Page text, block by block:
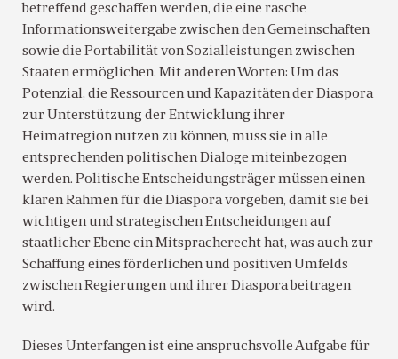
betreffend geschaffen werden, die eine rasche
Informationsweitergabe zwischen den Gemeinschaften
sowie die Portabilität von Sozialleistungen zwischen
Staaten ermöglichen. Mit anderen Worten: Um das
Potenzial, die Ressourcen und Kapazitäten der Diaspora
zur Unterstützung der Entwicklung ihrer
Heimatregion nutzen zu können, muss sie in alle
entsprechenden politischen Dialoge miteinbezogen
werden. Politische Entscheidungsträger müssen einen
klaren Rahmen für die Diaspora vorgeben, damit sie bei
wichtigen und strategischen Entscheidungen auf
staatlicher Ebene ein Mitspracherecht hat, was auch zur
Schaffung eines förderlichen und positiven Umfelds
zwischen Regierungen und ihrer Diaspora beitragen
wird.
Dieses Unterfangen ist eine anspruchsvolle Aufgabe für